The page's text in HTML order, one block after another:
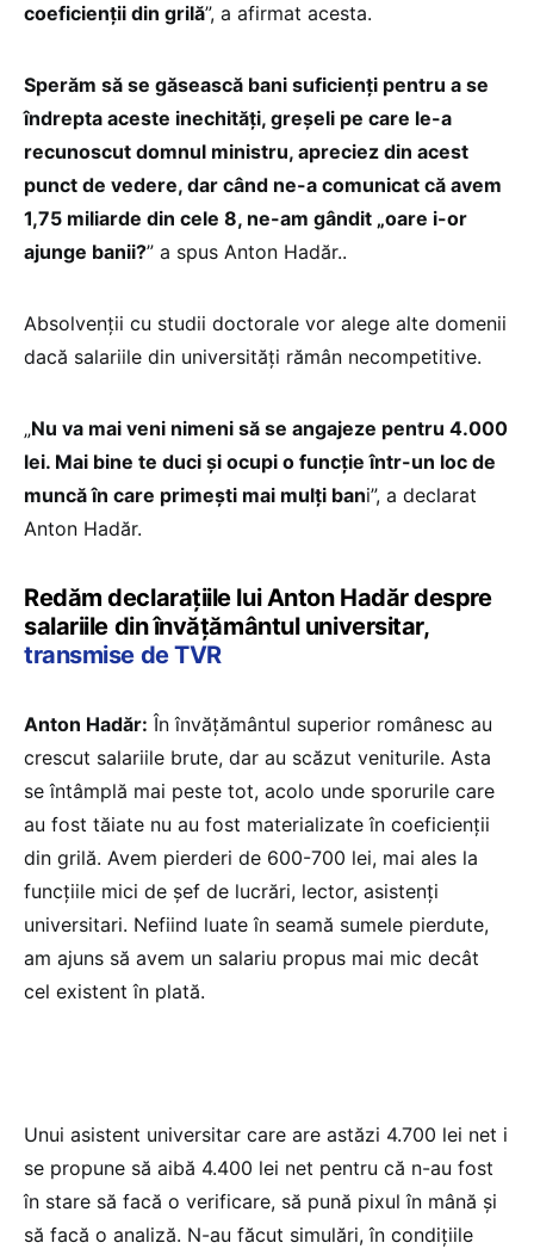
coeficienții din grilă”, a afirmat acesta.
Sperăm să se găsească bani suficienți pentru a se
îndrepta aceste inechități, greșeli pe care le-a
recunoscut domnul ministru, apreciez din acest
punct de vedere, dar când ne-a comunicat că avem
1,75 miliarde din cele 8, ne-am gândit „oare i-or
ajunge banii?” a spus Anton Hadăr..
Absolvenții cu studii doctorale vor alege alte domenii
dacă salariile din universități rămân necompetitive.
„Nu va mai veni nimeni să se angajeze pentru 4.000
lei. Mai bine te duci și ocupi o funcție într-un loc de
muncă în care primești mai mulți bani”, a declarat
Anton Hadăr.
Redăm declarațiile lui Anton Hadăr despre
salariile din învățământul universitar,
transmise de TVR
Anton Hadăr: În învățământul superior românesc au
crescut salariile brute, dar au scăzut veniturile. Asta
se întâmplă mai peste tot, acolo unde sporurile care
au fost tăiate nu au fost materializate în coeficienții
din grilă. Avem pierderi de 600-700 lei, mai ales la
funcțiile mici de șef de lucrări, lector, asistenți
universitari. Nefiind luate în seamă sumele pierdute,
am ajuns să avem un salariu propus mai mic decât
cel existent în plată.
Unui asistent universitar care are astăzi 4.700 lei net i
se propune să aibă 4.400 lei net pentru că n-au fost
în stare să facă o verificare, să pună pixul în mână și
să facă o analiză. N-au făcut simulări, în condițiile